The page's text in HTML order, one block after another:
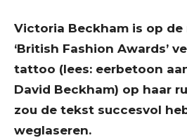
Victoria Beckham is op de
‘British Fashion Awards’
tattoo (lees: eerbetoon
David Beckham) op haar
zou de tekst succesvol
weglaseren.